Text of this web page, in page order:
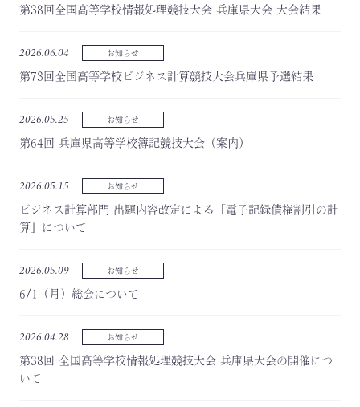
第38回全国高等学校情報処理競技大会 兵庫県大会 大会結果
2026.06.04 お知らせ
第73回全国高等学校ビジネス計算競技大会兵庫県予選結果
2026.05.25 お知らせ
第64回 兵庫県高等学校簿記競技大会（案内）
2026.05.15 お知らせ
ビジネス計算部門 出題内容改定による「電子記録債権割引の計
算」について
2026.05.09 お知らせ
6/1（月）総会について
2026.04.28 お知らせ
第38回 全国高等学校情報処理競技大会 兵庫県大会の開催につ
いて